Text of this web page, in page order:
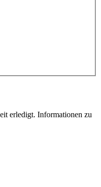
erledigt. Informationen zu